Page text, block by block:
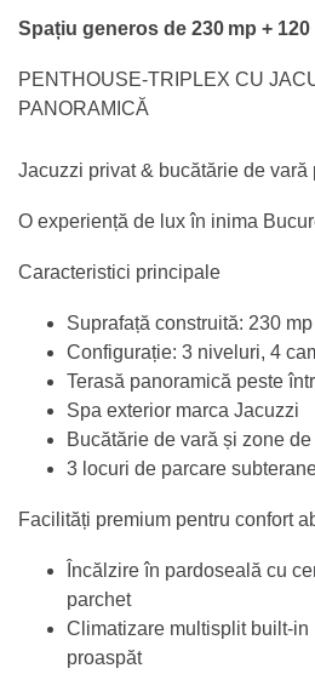
Spațiu generos de 230 mp +
PENTHOUSE-TRIPLEX CU
PANORAMICĂ
Jacuzzi privat & bucătărie de vară
O experiență de lux în inima
Caracteristici principale
Suprafață construită: 230
Configurație: 3 niveluri, 4
Terasă panoramică peste
Spa exterior marca Jacuzzi
Bucătărie de vară și zone
3 locuri de parcare
Facilități premium pentru confort
Încălzire în pardoseală cu
parchet
Climatizare multisplit built-in
proaspăt